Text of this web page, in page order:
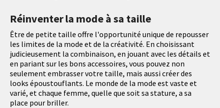
Réinventer la mode à sa taille
Être de petite taille offre l'opportunité unique de repousser
les limites de la mode et de la créativité. En choisissant
judicieusement la combinaison, en jouant avec les détails et
en pariant sur les bons accessoires, vous pouvez non
seulement embrasser votre taille, mais aussi créer des
looks époustouflants. Le monde de la mode est vaste et
varié, et chaque femme, quelle que soit sa stature, a sa
place pour briller.